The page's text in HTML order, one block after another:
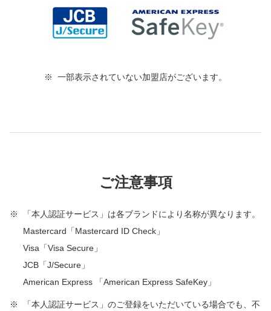
一部表示されていない加盟店がございます。
ご注意事項
「本人認証サービス」は各ブランドにより名称が異なります。
Mastercard「Mastercard ID Check」
Visa「Visa Secure」
JCB「J/Secure」
American Express 「American Express SafeKey」
「本人認証サービス」のご登録をいただいている場合でも、不